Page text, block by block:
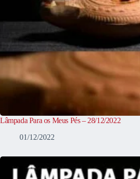
Lâmpada Para os Meus Pés – 28/12/2022
01/12/2022